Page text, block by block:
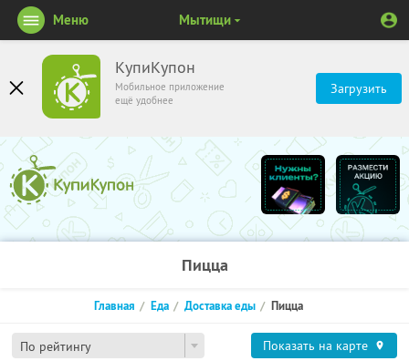
КупиКупон
Мобильное приложение
ещё удобнее
Загрузить
Меню Мытищи
Пицца
По рейтингу
Главная Еда Доставка еды Пицца
Показать на карте